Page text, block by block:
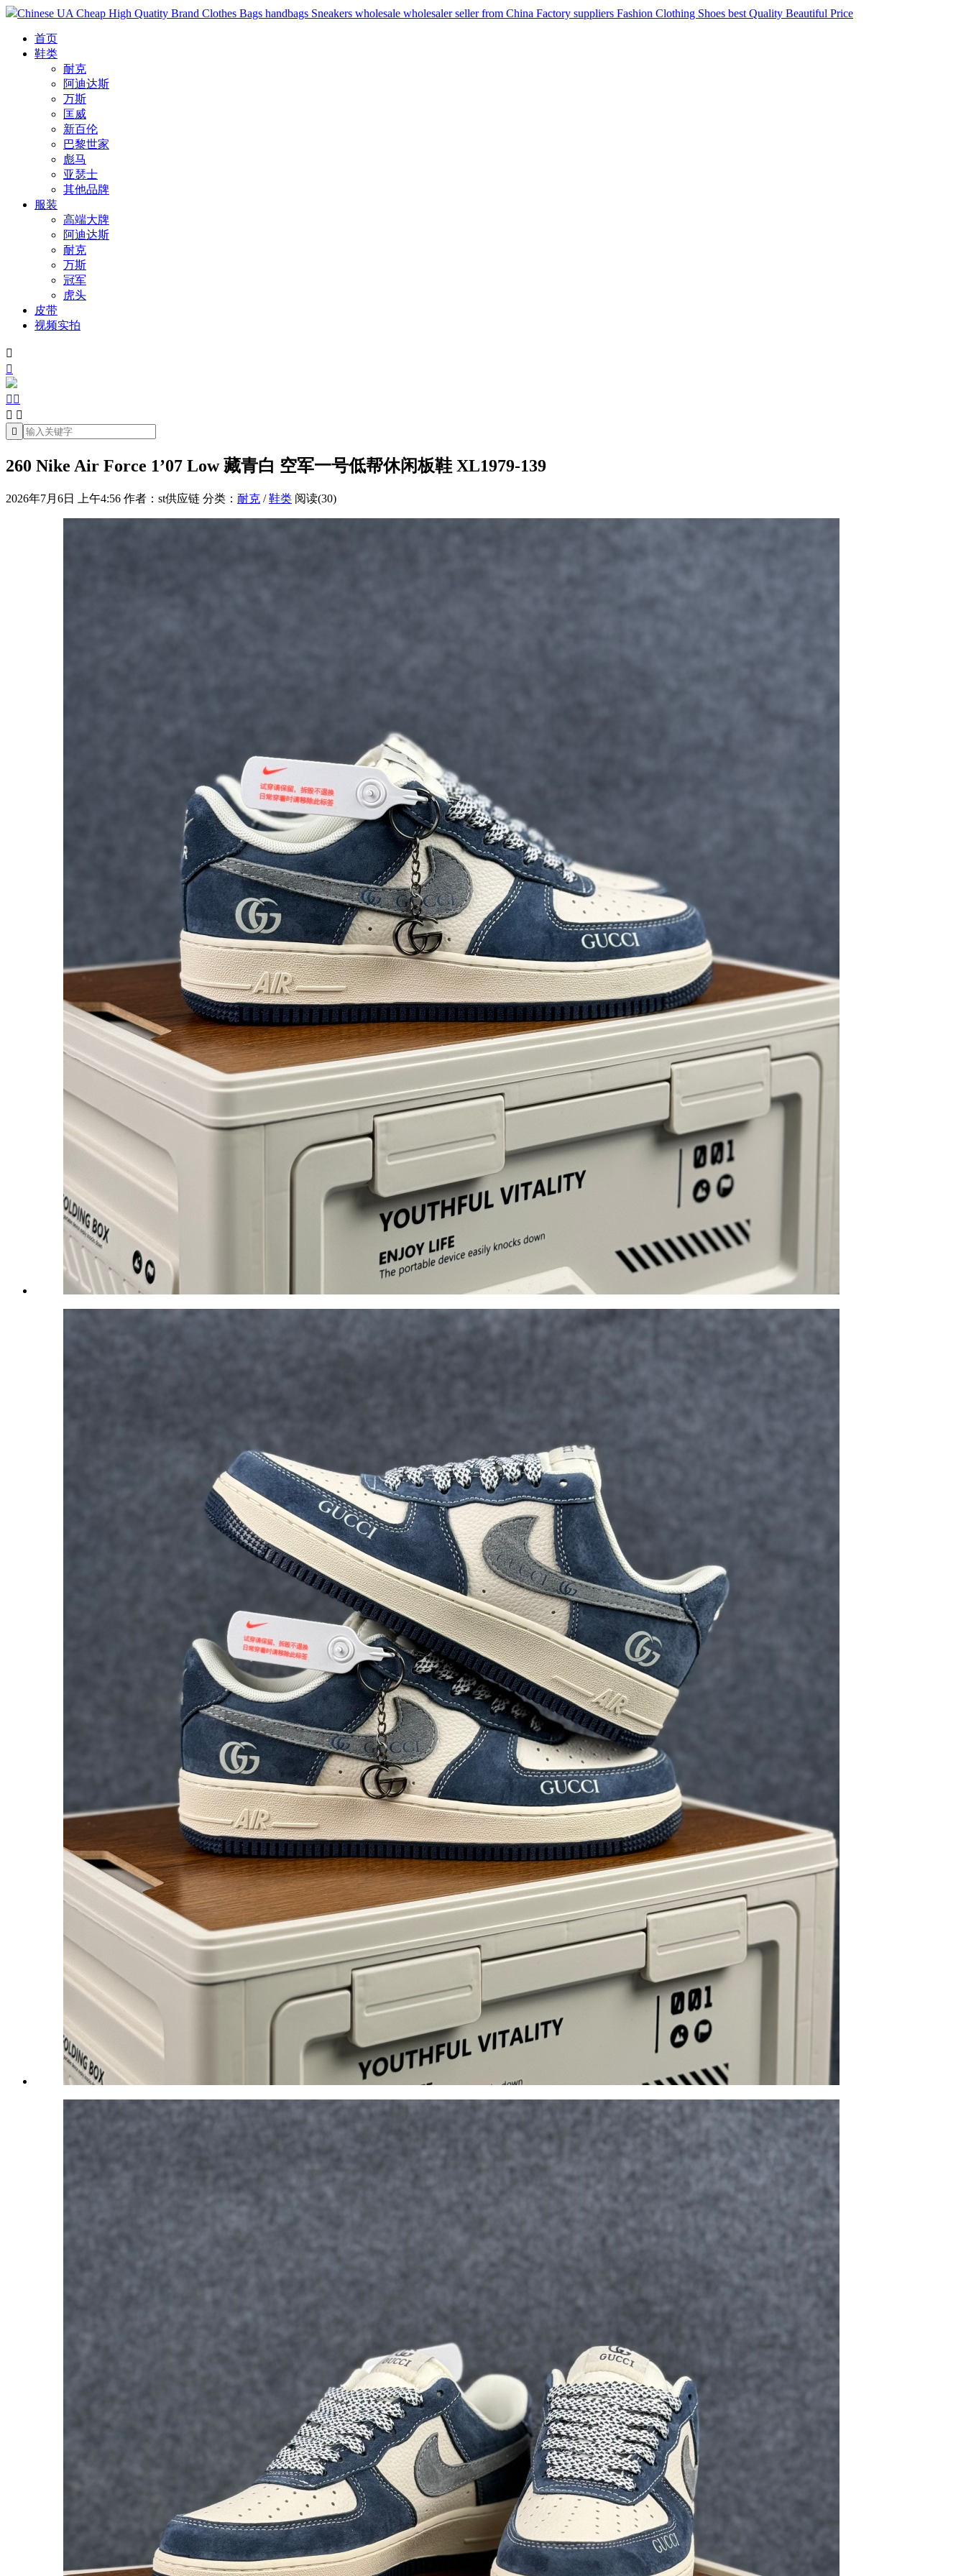
Chinese UA Cheap High Quatity Brand Clothes Bags handbags Sneakers wholesale wholesaler seller from China Factory suppliers Fashion Clothing Shoes best Quality Beautiful Price
首页
鞋类
耐克
阿迪达斯
万斯
匡威
新百伦
巴黎世家
彪马
亚瑟士
其他品牌
服装
高端大牌
阿迪达斯
耐克
万斯
冠军
虎头
皮带
视频实拍


 
 

260 Nike Air Force 1’07 Low 藏青白 空军一号低帮休闲板鞋 XL1979-139
2026年7月6日 上午4:56 作者：st供应链 分类： 耐克 /鞋类 阅读(30)